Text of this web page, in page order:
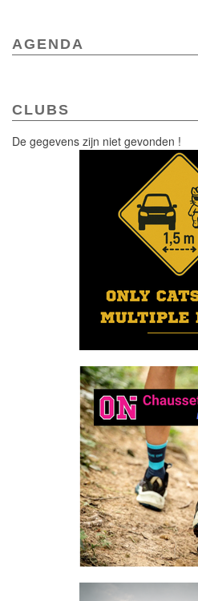
AGENDA
CLUBS
De gegevens zijn niet gevonden !